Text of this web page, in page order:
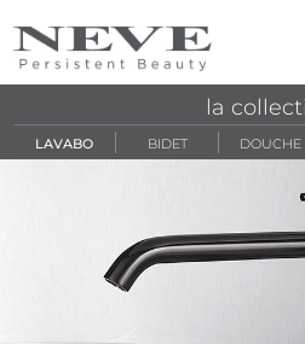
Skip to main content
la
LAVABO BIDET DOUCHE